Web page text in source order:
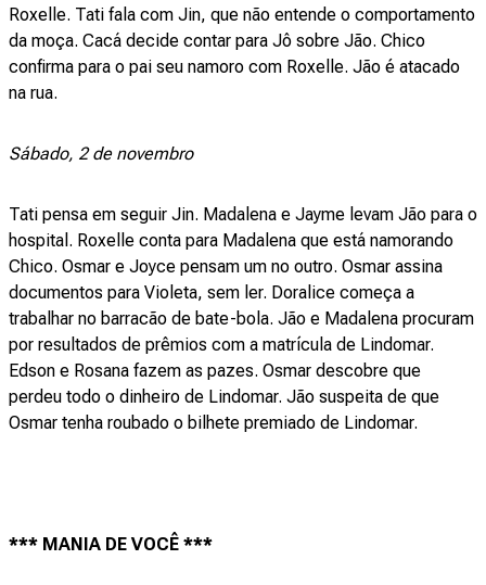
Roxelle. Tati fala com Jin, que não entende o comportamento
da moça. Cacá decide contar para Jô sobre Jão. Chico
confirma para o pai seu namoro com Roxelle. Jão é atacado
na rua.
Sábado, 2 de novembro
Tati pensa em seguir Jin. Madalena e Jayme levam Jão para o
hospital. Roxelle conta para Madalena que está namorando
Chico. Osmar e Joyce pensam um no outro. Osmar assina
documentos para Violeta, sem ler. Doralice começa a
trabalhar no barracão de bate-bola. Jão e Madalena procuram
por resultados de prêmios com a matrícula de Lindomar.
Edson e Rosana fazem as pazes. Osmar descobre que
perdeu todo o dinheiro de Lindomar. Jão suspeita de que
Osmar tenha roubado o bilhete premiado de Lindomar.
*** MANIA DE VOCÊ ***